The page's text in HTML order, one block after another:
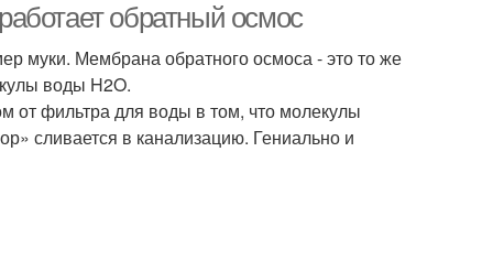
обратный осмос
муки. Мембрана обратного осмоса - это то же
воды H2O.
от фильтра для воды в том, что молекулы
сливается в канализацию. Гениально и